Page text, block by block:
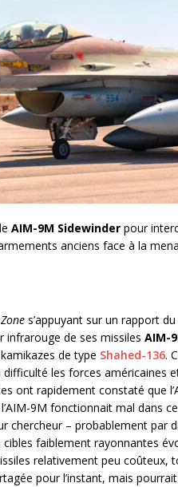
AIM-9M Sidewinder pour
anciens face à la
s’appuyant sur un rapport
infrarouge de ses missiles AIM-
de type Shahed-136.
les forces américaines
ont rapidement constaté que
9M fonctionnait mal dans
chercheur – probablement par
faiblement rayonnantes
relativement peu coûteux,
pour l’instant, mais